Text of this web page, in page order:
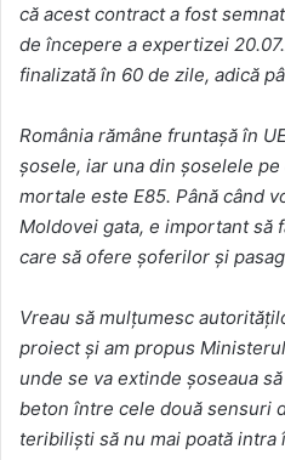
că acest contract a fost
de începere a expertizei
finalizată în 60 de zile, adică
România rămâne fruntașă în
șosele, iar una din șoselele
mortale este E85. Până când
Moldovei gata, e important să
care să ofere șoferilor și
Vreau să mulțumesc
proiect și am propus
unde se va extinde șoseaua
beton între cele două sensuri
teribiliști să nu mai poată intra